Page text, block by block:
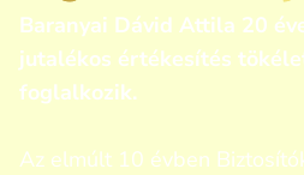
Baranyai Dávid Attila 20
jutalékos értékesítés
foglalkozik.
Az elmúlt 10 évben